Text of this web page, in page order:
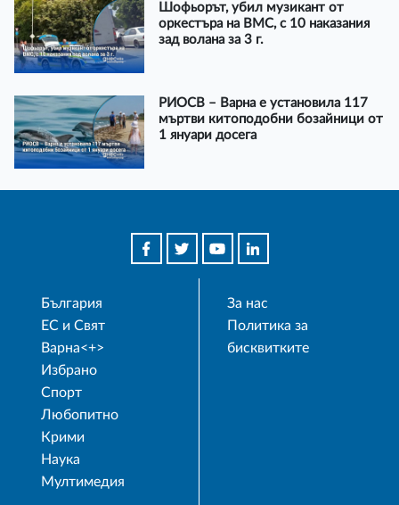
Шофьорът, убил музикант от
оркестъра на ВМС, с 10 наказания
зад волана за 3 г.
РИОСВ – Варна е установила 117
мъртви китоподобни бозайници от
1 януари досега
България
ЕС и Свят
Варна<+>
Избрано
Спорт
Любопитно
Крими
Наука
Мултимедия
За нас
Политика за
бисквитките